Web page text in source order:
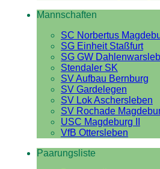
Mannschaften
SC Norbertus
SG Einheit Staßfurt
SG GW
Stendaler SK
SV Aufbau Bernburg
SV Gardelegen
SV Lok Aschersleben
SV Rochade
USC Magdeburg II
VfB Ottersleben
Paarungsliste